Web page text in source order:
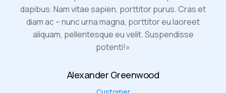
dapibus. Nam vitae sapien, porttitor purus. Cras et
diam ac – nunc urna magna, porttitor eu laoreet
aliquam, pellentesque eu velit. Suspendisse
potenti!»
Alexander Greenwood